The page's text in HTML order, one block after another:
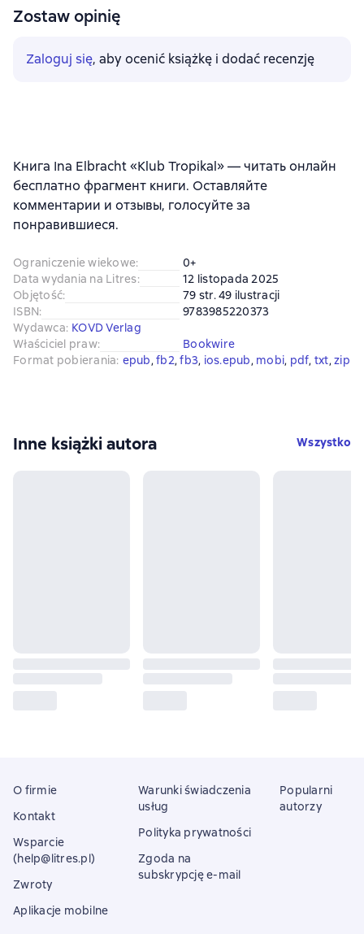
Zostaw opinię
Zaloguj się, aby ocenić książkę i dodać recenzję
Книга Ina Elbracht «Klub Tropikal» — читать онлайн
бесплатно фрагмент книги. Оставляйте
комментарии и отзывы, голосуйте за
понравившиеся.
Ograniczenie wiekowe:
0+
Data wydania na Litres:
12 listopada 2025
Objętość:
79 str. 49 ilustracji
ISBN:
9783985220373
Wydawca: KOVD Verlag
Właściciel praw:
Bookwire
Format pobierania: epub, fb2, fb3, ios.epub, mobi, pdf, txt, zip
Inne książki autora Wszystko
O firmie
Kontakt
Wsparcie
(help@litres.pl)
Zwroty
Aplikacje mobilne
Warunki świadczenia
usług
Polityka prywatności
Zgoda na
subskrypcję e-mail
Popularni
autorzy